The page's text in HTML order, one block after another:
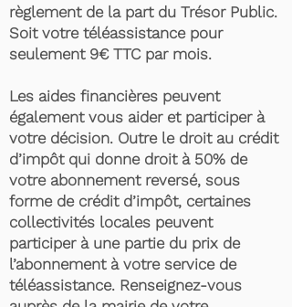
règlement de la part du Trésor Public.
Soit votre téléassistance pour
seulement 9€ TTC par mois.
Les aides financières peuvent
également vous aider et participer à
votre décision. Outre le droit au crédit
d’impôt qui donne droit à 50% de
votre abonnement reversé, sous
forme de crédit d’impôt, certaines
collectivités locales peuvent
participer à une partie du prix de
l’abonnement à votre service de
téléassistance. Renseignez-vous